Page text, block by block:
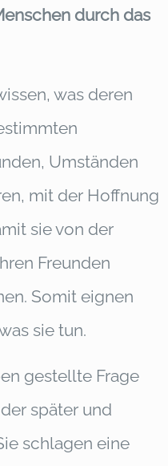
durch das
was deren
Umständen
mit der Hoffnung
sie von der
Freunden
Somit eignen
sie tun.
gestellte Frage
später und
schlagen eine